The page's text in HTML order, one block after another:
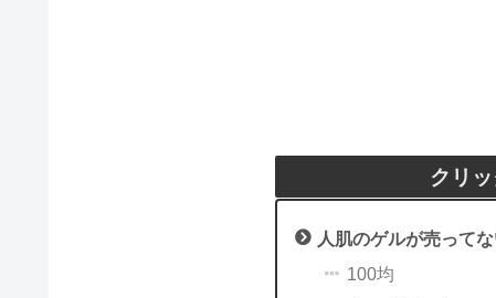
クリ
人肌のゲルが売って
100均